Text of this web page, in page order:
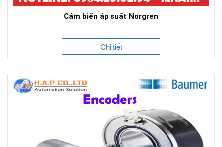
Cảm biến áp suất Norgren
Chi tiết